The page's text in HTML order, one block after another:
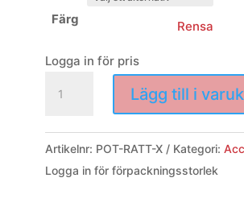
Färg Rensa
Logga in för pris
för
mängd
Lägg till i
Artikelnr: POT-RATT-X Kategori:
Logga in för förpackningsstorlek